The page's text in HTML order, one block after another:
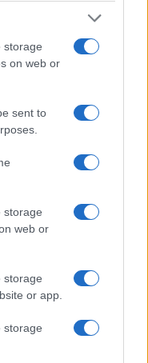
storage
on web or
sent to
storage
web or
storage
or app.
storage